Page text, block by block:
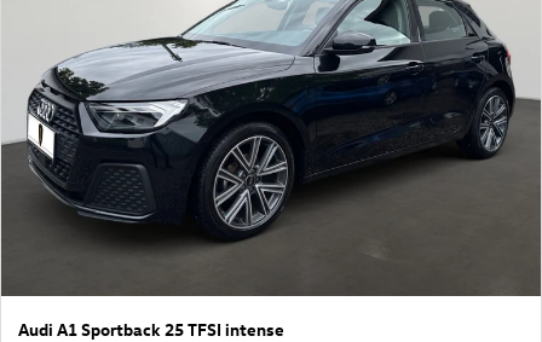
Audi A1 Sportback 25 TFSI intense